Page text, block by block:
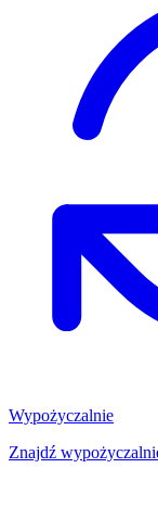
Wypożyczalnie
Znajdź